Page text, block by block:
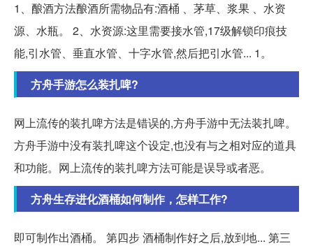
1、酿酒方法酿酒所需物品有:酒桶 、茅草、浆果 、水资
源、水瓶。 2、水资源:这里需要接水管,17级解锁印痕技
能,引水管、垂直水管、十字水管,然后把引水管... 1。
方舟手游怎么装扎啤?
网上流传的装扎啤方法是错误的,方舟手游中无法装扎啤。
方舟手游中没有装扎啤这个设定,也没有与之相对应的道具
和功能。网上流传的装扎啤方法可能是误导或者恶。
方舟生存进化酒桶如何制作，怎样工作?
即可制作出酒桶。 第四步 酒桶制作好之后,放到地... 第三